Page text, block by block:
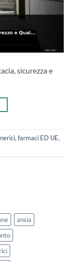
sicurezza e
,farmaci ED UE,
ansia